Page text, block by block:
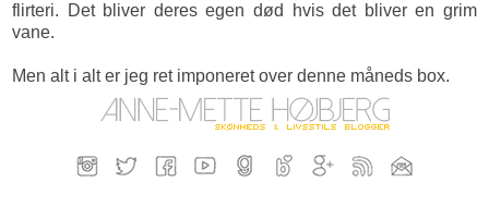
flirteri. Det bliver deres egen død hvis det bliver en grim
vane.
Men alt i alt er jeg ret imponeret over denne måneds box.